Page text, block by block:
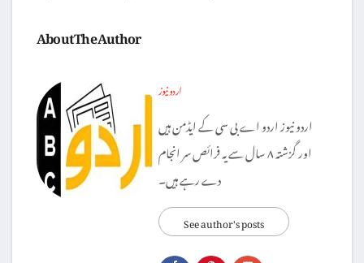
About The Author
اردو نیوز
اردو نیوز اردو اے بی سی کے ایڈمن ہیں
اور گزشتہ ۸ سال سے یہ فرائص سر انجام
دے رہے ہیں۔
See author's posts